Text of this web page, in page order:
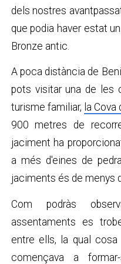
dels nostres
que podia haver estat
Bronze antic.
A poca distància de
pots visitar una de les
turisme familiar, la
900 metres de
jaciment ha
a més d'eines de
jaciments és de menys
Com podràs
assentaments es
entre ells, la qual
començava a